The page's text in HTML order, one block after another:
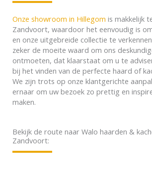
Onze showroom in Hillegom is makkelijk
Zandvoort, waardoor het eenvoudig is
en onze uitgebreide collectie te
zeker de moeite waard om ons
ontmoeten, dat klaarstaat om u te
bij het vinden van de perfecte haard of
We zijn trots op onze klantgerichte
ernaar om uw bezoek zo prettig en
maken.
Bekijk de route naar Walo haarden &
Zandvoort: